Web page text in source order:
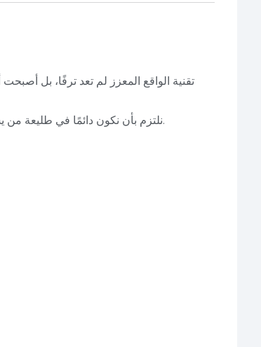
تقنية الواقع المعزز لم تعد ترفًا، بل
وفي PEC، نلتزم بأن نكون دائمًا في طليعة من يستخدم هذه التقنيات لخدمة عملائنا بكفاءة وابتكار.